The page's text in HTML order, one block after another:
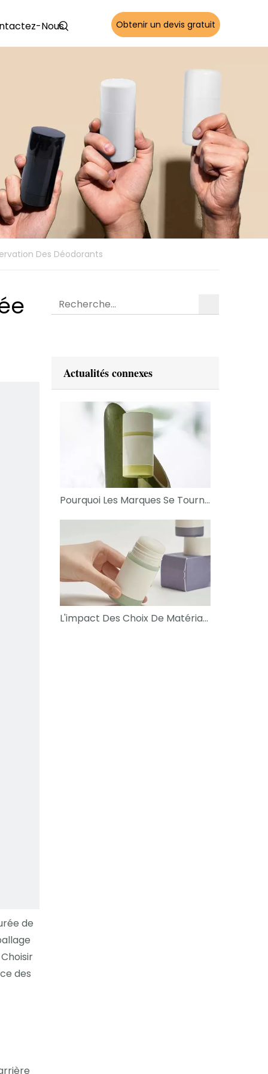
Nous Obtenir un devis gratuit
Des Déodorants
de
des
Actualités connexes
Pourquoi Les Marques Se Tournent Vers Des Matériaux De Bouteille Durables
L'impact Des Choix De Matériaux Sur La Durée De Conservation Des Déodorants